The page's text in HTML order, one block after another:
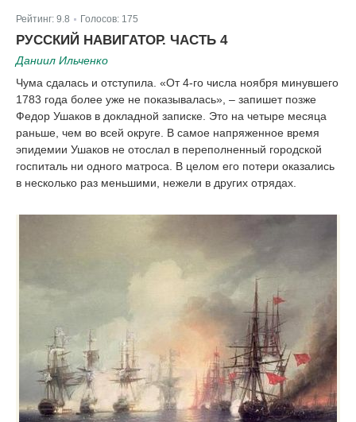
Рейтинг: 9.8 Голосов: 175
РУССКИЙ НАВИГАТОР. ЧАСТЬ 4
Даниил Ильченко
Чума сдалась и отступила. «От 4-го числа ноября минувшего
1783 года более уже не показывалась», – запишет позже
Федор Ушаков в докладной записке. Это на четыре месяца
раньше, чем во всей округе. В самое напряженное время
эпидемии Ушаков не отослал в переполненный городской
госпиталь ни одного матроса. В целом его потери оказались
в несколько раз меньшими, нежели в других отрядах.